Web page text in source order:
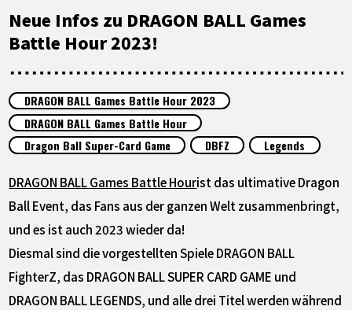
HIGHLIGHTS
SPECIALS
INFOS
LANGUAGE
JP
EN FR DE ES
Neue Infos zu DRAGON BALL Games
Battle Hour 2023!
DRAGON BALL Games Battle Hour 2023
DRAGON BALL Games Battle Hour
Dragon Ball Super-Card Game
DBFZ Legends
DRAGON BALL Games Battle Hourist das ultimative Dragon
Ball Event, das Fans aus der ganzen Welt zusammenbringt,
und es ist auch 2023 wieder da!
Diesmal sind die vorgestellten Spiele DRAGON BALL
FighterZ, das DRAGON BALL SUPER CARD GAME und
DRAGON BALL LEGENDS, und alle drei Titel werden während